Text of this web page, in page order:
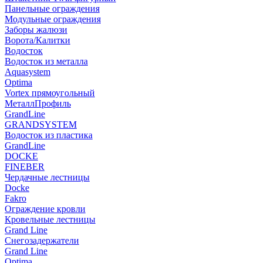
Панельные ограждения
Модульные ограждения
Заборы жалюзи
Ворота/Калитки
Водосток
Водосток из металла
Aquasystem
Optima
Vortex прямоугольный
МеталлПрофиль
GrandLine
GRANDSYSTEM
Водосток из пластика
GrandLine
DOCKE
FINEBER
Чердачные лестницы
Docke
Fakro
Ограждение кровли
Кровельные лестницы
Grand Line
Снегозадержатели
Grand Line